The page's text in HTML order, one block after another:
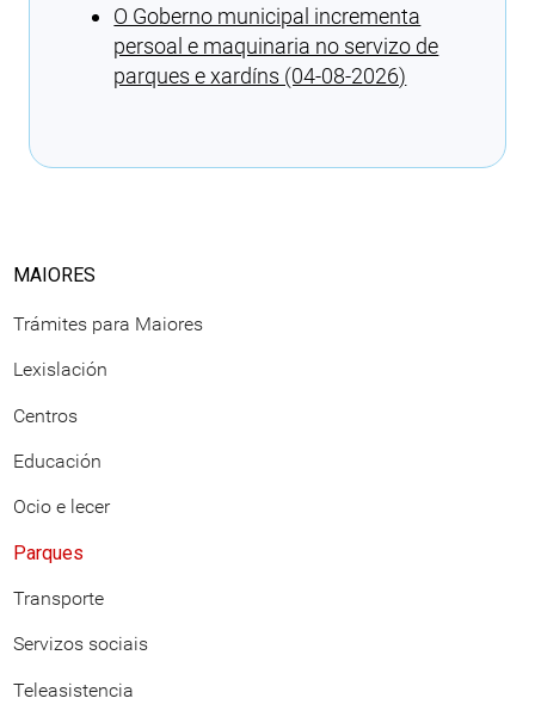
O Goberno municipal incrementa
persoal e maquinaria no servizo de
parques e xardíns (04-08-2026)
MAIORES
Trámites para Maiores
Lexislación
Centros
Educación
Ocio e lecer
Parques
Transporte
Servizos sociais
Teleasistencia